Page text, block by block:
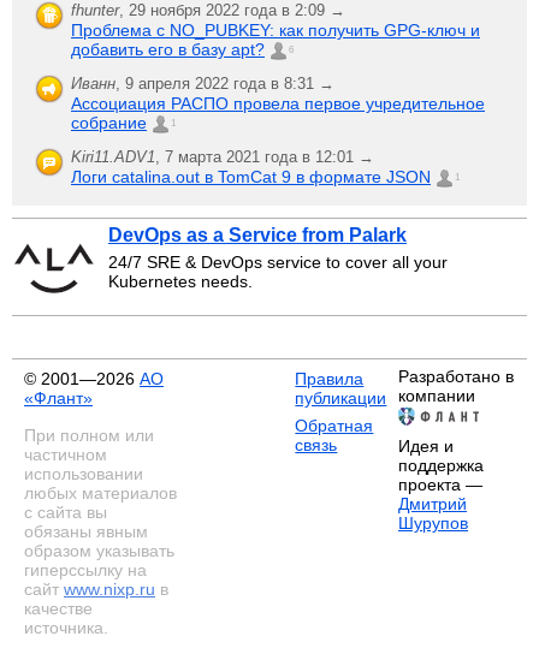
fhunter, 29 ноября 2022 года в 2:09 →
Проблема с NO_PUBKEY: как получить GPG-ключ и
добавить его в базу apt?
6
Иванн, 9 апреля 2022 года в 8:31 →
Ассоциация РАСПО провела первое учредительное
собрание
1
Kiri11.ADV1, 7 марта 2021 года в 12:01 →
Логи catalina.out в TomCat 9 в формате JSON 1
DevOps as a Service from Palark
24/7 SRE & DevOps service to cover all your
Kubernetes needs.
© 2001—2026 АО
«Флант»
При полном или
частичном
использовании
любых материалов
с сайта вы
обязаны явным
образом указывать
гиперссылку на
сайт www.nixp.ru в
качестве
источника.
Правила
публикации
Обратная
связь
Разработано в
компании
Идея и
поддержка
проекта —
Дмитрий
Шурупов